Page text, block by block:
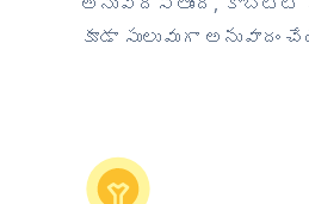
కూడా సులువుగా అనువాదం